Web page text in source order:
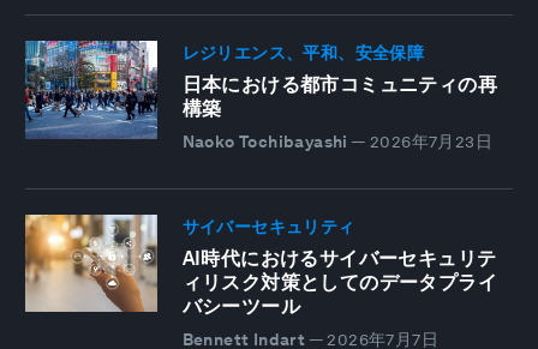
レジリエンス、平和、安全保障
日本における都市コミュニティの再
構築
Naoko Tochibayashi — 2026年7月23日
サイバーセキュリティ
AI時代におけるサイバーセキュリテ
ィリスク対策としてのデータプライ
バシーツール
Bennett Indart — 2026年7月7日